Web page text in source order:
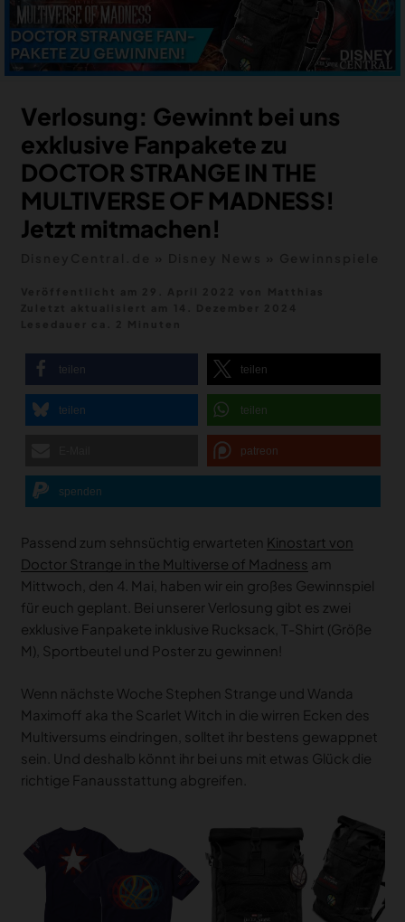
DEALS
MEIN HQ
50
Verlosung: Gewinnt bei uns
exklusive Fanpakete zu
DOCTOR STRANGE IN THE
MULTIVERSE OF MADNESS!
Jetzt mitmachen!
teilen teilen
teilen teilen
patreon
spenden
Passend zum sehnsüchtig erwarteten Kinostart von
Doctor Strange in the Multiverse of Madness am
Mittwoch, den 4. Mai, haben wir ein großes Gewinnspiel
für euch geplant. Bei unserer Verlosung gibt es zwei
exklusive Fanpakete inklusive Rucksack, T-Shirt (Größe
M), Sportbeutel und Poster zu gewinnen!
Wenn nächste Woche Stephen Strange und Wanda
Maximoff aka the Scarlet Witch in die wirren Ecken des
Multiversums eindringen, solltet ihr bestens gewappnet
sein. Und deshalb könnt ihr bei uns mit etwas Glück die
richtige Fanausstattung abgreifen.